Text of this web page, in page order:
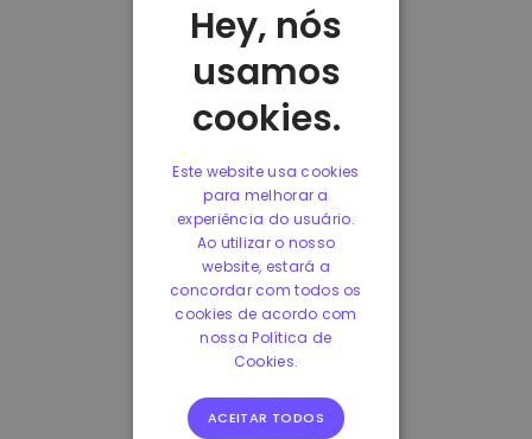
Hey, nós
usamos
cookies.
Este website usa cookies
para melhorar a
experiência do usuário.
Ao utilizar o nosso
website, estará a
concordar com todos os
cookies de acordo com
nossa Política de
Cookies.
ACEITAR TODOS